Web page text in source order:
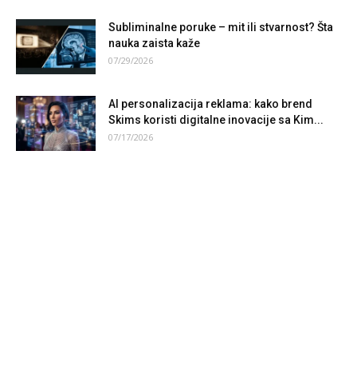
Subliminalne poruke – mit ili stvarnost? Šta
nauka zaista kaže
07/29/2026
AI personalizacija reklama: kako brend
Skims koristi digitalne inovacije sa Kim...
07/17/2026